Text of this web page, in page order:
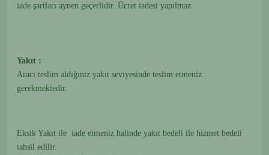
iade şartları aynen geçerlidir. Ücret iadesi yapılmaz.
Yakıt :
Aracı teslim aldığınız yakıt seviyesinde teslim etmeniz
gerekmektedir.
Eksik Yakıt ile iade etmeniz halinde yakıt bedeli ile hizmet bedeli
tahsil edilir.